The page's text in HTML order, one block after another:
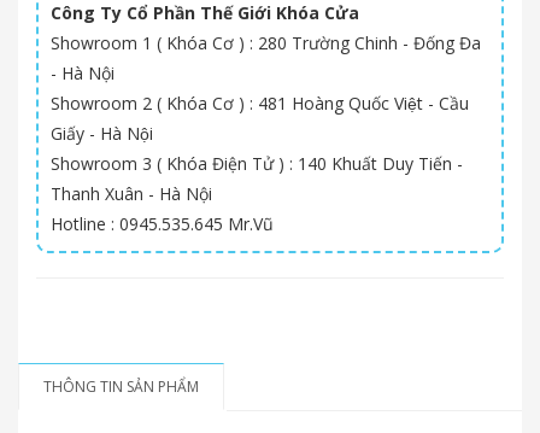
Công Ty Cổ Phần Thế Giới Khóa Cửa
Showroom 1 ( Khóa Cơ ) : 280 Trường Chinh - Đống Đa
- Hà Nội
Showroom 2 ( Khóa Cơ ) : 481 Hoàng Quốc Việt - Cầu
Giấy - Hà Nội
Showroom 3 ( Khóa Điện Tử ) : 140 Khuất Duy Tiến -
Thanh Xuân - Hà Nội
Hotline : 0945.535.645 Mr.Vũ
THÔNG TIN SẢN PHẨM